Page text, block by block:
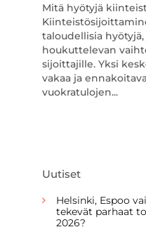
Mitä hyötyjä
taloudellisia
houkuttelevan
sijoittajille. Yksi
vakaa ja
vuokratulojen...
Uutiset
Helsinki, Espoo
tekevät parhaat
2026?